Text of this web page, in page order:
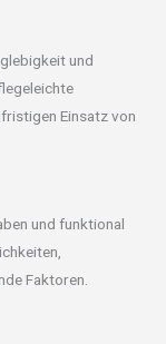
und
Einsatz von
und funktional
Faktoren.